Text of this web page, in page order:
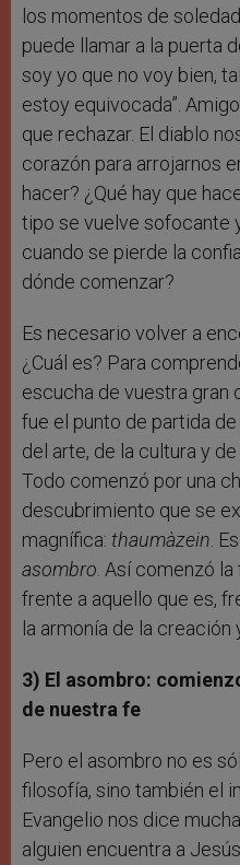
los momentos de
puede llamar a la puerta
soy yo que no voy bien,
estoy equivocada”.
que rechazar. El diablo
corazón para arrojarnos
hacer? ¿Qué hay que
tipo se vuelve sofocante
cuando se pierde la
dónde comenzar?
Es necesario volver a
¿Cuál es? Para
escucha de vuestra gran
fue el punto de partida
del arte, de la cultura y
Todo comenzó por una
descubrimiento que se
magnífica: thaumàzein .
asombro . Así comenzó
frente a aquello que es,
la armonía de la creación
3) El asombro:
de nuestra fe
Pero el asombro no es
filosofía, sino también el
Evangelio nos dice
alguien encuentra a